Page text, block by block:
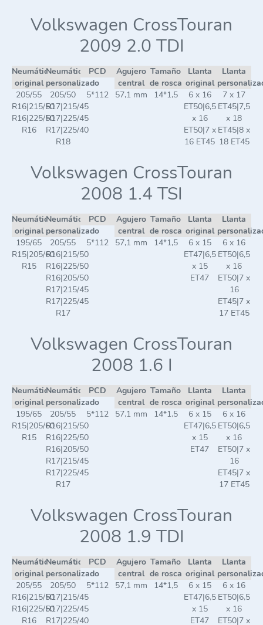
Volkswagen CrossTouran
2009 2.0 TDI
Neumático
original
Neumático
personalizado
PCD
Agujero
central
Tamaño
de rosca
Llanta
original
Llanta
205/55
R16|215/50
R16|225/50
R16
205/50
R17|215/45
R17|225/45
R17|225/40
R18
5*112 57,1 mm 14*1,5
6 x 16
ET50|6,5
x 16
ET50|7 x
16 ET45
7 x 17
ET45|7,5
x 18
ET45|8 x
18 ET45
Volkswagen CrossTouran
2008 1.4 TSI
Neumático
original
Neumático
personalizado
PCD
Agujero
central
Tamaño
de rosca
Llanta
original
Llanta
195/65
R15|205/60
R15
205/55
R16|215/50
R16|225/50
R16|205/50
R17|215/45
R17|225/45
R17
5*112 57,1 mm 14*1,5
6 x 15
ET47|6,5
x 15
ET47
6 x 16
ET50|6,5
x 16
ET50|7 x
16
ET45|7 x
17 ET45
Volkswagen CrossTouran
2008 1.6 I
Neumático
original
Neumático
personalizado
PCD
Agujero
central
Tamaño
de rosca
Llanta
original
Llanta
195/65
R15|205/60
R15
205/55
R16|215/50
R16|225/50
R16|205/50
R17|215/45
R17|225/45
R17
5*112 57,1 mm 14*1,5
6 x 15
ET47|6,5
x 15
ET47
6 x 16
ET50|6,5
x 16
ET50|7 x
16
ET45|7 x
17 ET45
Volkswagen CrossTouran
2008 1.9 TDI
Neumático
original
Neumático
personalizado
PCD
Agujero
central
Tamaño
de rosca
Llanta
original
Llanta
205/55
R16|215/50
R16|225/50
R16
205/50
R17|215/45
R17|225/45
R17|225/40
5*112 57,1 mm 14*1,5
6 x 15
ET47|6,5
x 15
ET47
6 x 16
ET50|6,5
x 16
ET50|7 x